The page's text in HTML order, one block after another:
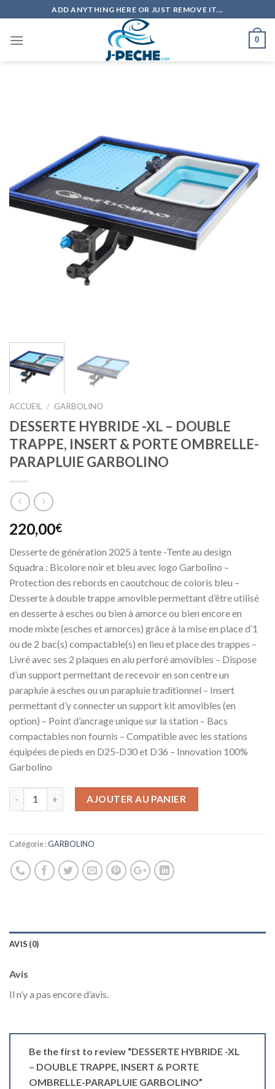
to
content
ADD ANYTHING HERE OR JUST REMOVE IT...
0
ACCUEIL / GARBOLINO
DESSERTE HYBRIDE -XL – DOUBLE
TRAPPE, INSERT & PORTE OMBRELLE-
PARAPLUIE GARBOLINO
220,00€
Desserte de génération 2025 à tente -Tente au design
Squadra : Bicolore noir et bleu avec logo Garbolino –
Protection des rebords en caoutchouc de coloris bleu –
Desserte à double trappe amovible permettant d’être utilisé
en desserte à esches ou bien à amorce ou bien encore en
mode mixte (esches et amorces) grâce à la mise en place d’1
ou de 2 bac(s) compactable(s) en lieu et place des trappes –
Livré avec ses 2 plaques en alu perforé amovibles – Dispose
d’un support permettant de recevoir en son centre un
parapluie à esches ou un parapluie traditionnel – Insert
permettant d’y connecter un support kit amovibles (en
option) – Point d’ancrage unique sur la station – Bacs
compactables non fournis – Compatible avec les stations
équipées de pieds en D25-D30 et D36 – Innovation 100%
Garbolino
AJOUTER AU PANIER
Catégorie :GARBOLINO
AVIS (0)
Avis
Il n’y a pas encore d’avis.
Be the first to review “DESSERTE HYBRIDE -XL
– DOUBLE TRAPPE, INSERT & PORTE
OMBRELLE-PARAPLUIE GARBOLINO”